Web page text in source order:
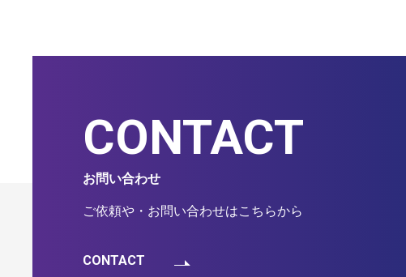
CONTACT
お問い合わせ
ご依頼や・お問い合わせはこちらから
CONTACT